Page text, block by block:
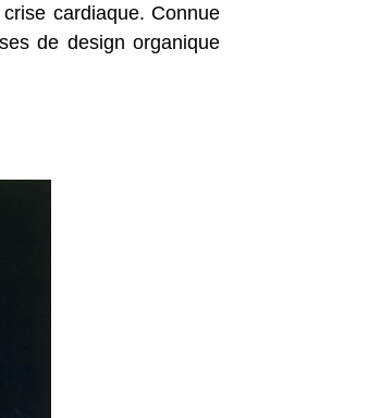
cardiaque. Connue
de design organique